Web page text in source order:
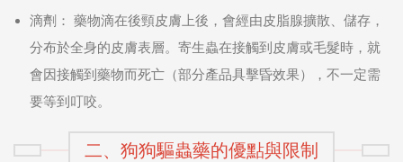
滴劑： 藥物滴在後頸皮膚上後，會經由皮脂腺擴散、儲存，
分布於全身的皮膚表層。寄生蟲在接觸到皮膚或毛髮時，就
會因接觸到藥物而死亡（部分產品具擊昏效果），不一定需
要等到叮咬。
二、狗狗驅蟲藥的優點與限制